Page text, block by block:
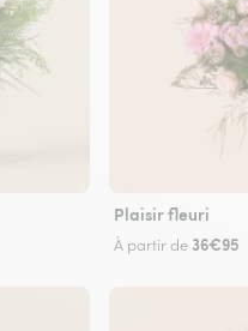
Plaisir fleuri
À partir de 36€95